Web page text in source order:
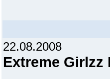
22.08.2008
Extreme Girlzz